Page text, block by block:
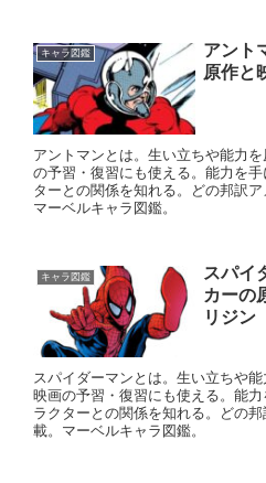
キャラ図鑑
アント
原作と
アントマンとは。生い立ちや能力
の予習・復習にも使える。能力を
ターとの関係を知れる。どの邦訳ア
マーベルキャラ図鑑。
キャラ図鑑
スパイ
カーの
リジン
スパイダーマンとは。生い立ちや能
映画の予習・復習にも使える。能
ラクターとの関係を知れる。どの
載。マーベルキャラ図鑑。